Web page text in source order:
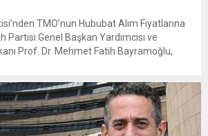
TMO’nun Hububat Alım Fiyatlarına
Partisi Genel Başkan Yardımcısı ve
Prof. Dr. Mehmet Fatih Bayramoğlu,
maliyetlerini karşılamaktan uzak
fiyatların yeniden değerlendirilmesi